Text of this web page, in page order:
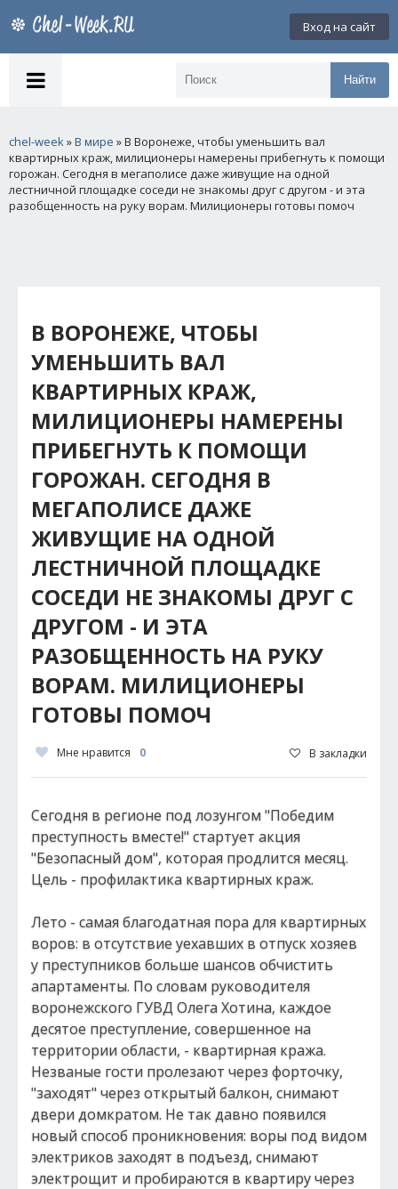
Вход на сайт
Найти
chel-week»В мире » В Воронеже, чтобы уменьшить вал
квартирных краж, милиционеры намерены прибегнуть к помощи
горожан. Сегодня в мегаполисе даже живущие на одной
лестничной площадке соседи не знакомы друг с другом - и эта
разобщенность на руку ворам. Милиционеры готовы помоч
В ВОРОНЕЖЕ, ЧТОБЫ
УМЕНЬШИТЬ ВАЛ
КВАРТИРНЫХ КРАЖ,
МИЛИЦИОНЕРЫ НАМЕРЕНЫ
ПРИБЕГНУТЬ К ПОМОЩИ
ГОРОЖАН. СЕГОДНЯ В
МЕГАПОЛИСЕ ДАЖЕ
ЖИВУЩИЕ НА ОДНОЙ
ЛЕСТНИЧНОЙ ПЛОЩАДКЕ
СОСЕДИ НЕ ЗНАКОМЫ ДРУГ С
ДРУГОМ - И ЭТА
РАЗОБЩЕННОСТЬ НА РУКУ
ВОРАМ. МИЛИЦИОНЕРЫ
ГОТОВЫ ПОМОЧ
Мне нравится 0 В закладки
Сегодня в регионе под лозунгом "Победим
преступность вместе!" стартует акция
"Безопасный дом", которая продлится месяц.
Цель - профилактика квартирных краж.
Лето - самая благодатная пора для квартирных
воров: в отсутствие уехавших в отпуск хозяев
у преступников больше шансов обчистить
апартаменты. По словам руководителя
воронежского ГУВД Олега Хотина, каждое
десятое преступление, совершенное на
территории области, - квартирная кража.
Незваные гости пролезают через форточку,
"заходят" через открытый балкон, снимают
двери домкратом. Не так давно появился
новый способ проникновения: воры под видом
электриков заходят в подъезд, снимают
электрощит и пробираются в квартиру через